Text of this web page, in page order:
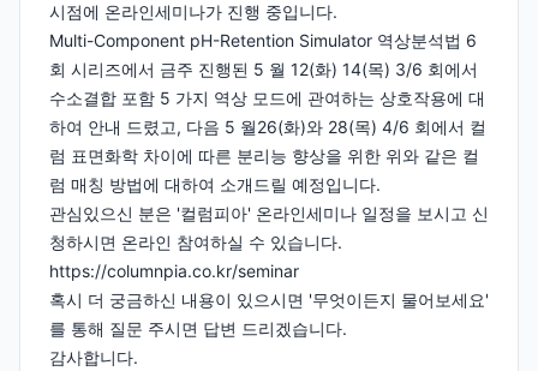
시점에 온라인세미나가 진행 중입니다.
Multi-Component pH-Retention Simulator 역상분석법 6
회 시리즈에서 금주 진행된 5 월 12(화) 14(목) 3/6 회에서
수소결합 포함 5 가지 역상 모드에 관여하는 상호작용에 대
하여 안내 드렸고, 다음 5 월26(화)와 28(목) 4/6 회에서 컬
럼 표면화학 차이에 따른 분리능 향상을 위한 위와 같은 컬
럼 매칭 방법에 대하여 소개드릴 예정입니다.
관심있으신 분은 '컬럼피아' 온라인세미나 일정을 보시고 신
청하시면 온라인 참여하실 수 있습니다.
https://columnpia.co.kr/seminar
혹시 더 궁금하신 내용이 있으시면 '무엇이든지 물어보세요'
를 통해 질문 주시면 답변 드리겠습니다.
감사합니다.